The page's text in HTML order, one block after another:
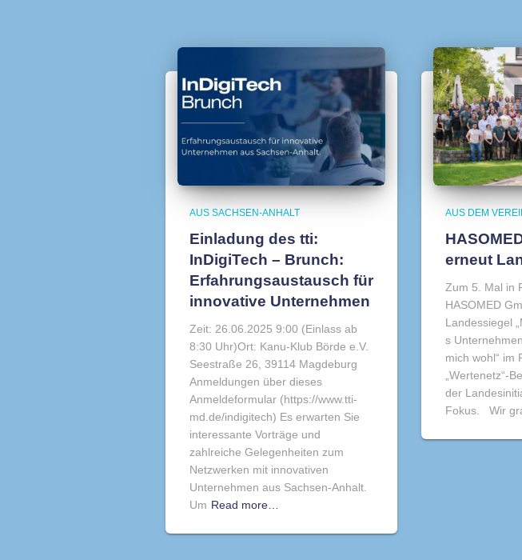
AUS SACHSEN-ANHALT
Einladung des tti:
InDigiTech – Brunch:
Erfahrungsaustausch für
innovative Unternehmen
Zeit: 26.06.2025 9:00 (Einlass ab
8:30 Uhr)Ort: Kanu-Klub Börde e.V.
Seestraße 26, 39114 Magdeburg
Anmeldungen über dieses
Anmeldeformular (https://www.tti-
md.de/indigitech) Es erwarten Sie
interessante Vorträge und
zahlreiche Gelegenheiten zum
Netzwerken mit innovativen
Unternehmen aus Sachsen-Anhalt.
Um Read more…
AUS DEM
erneut
Zum 5. Mal in
HASOMED
Landessiegel
s
mich wohl“ im
„Wertenetz“-
der
Fokus. Wir